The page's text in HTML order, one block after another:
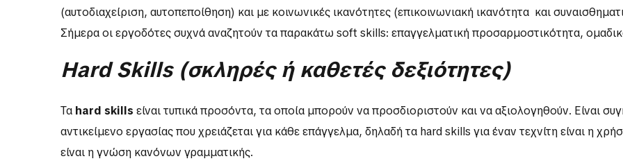
(αυτοδιαχείριση, αυτοπεποίθηση) και με κοινωνικές ικανότητες (επικοινωνιακή ικανότητα και
Σήμερα οι εργοδότες συχνά αναζητούν τα παρακάτω soft skills: επαγγελματική προσαρμοστικότητα,
Hard Skills(σκληρές ή καθετές δεξιότητες)
Τα hard skills είναι τυπικά προσόντα, τα οποία μπορούν να προσδιοριστούν και να αξιολογηθούν. Είναι
αντικείμενο εργασίας που χρειάζεται για κάθε επάγγελμα, δηλαδή τα hard skills για έναν τεχνίτη είναι η
είναι η γνώση κανόνων γραμματικής.